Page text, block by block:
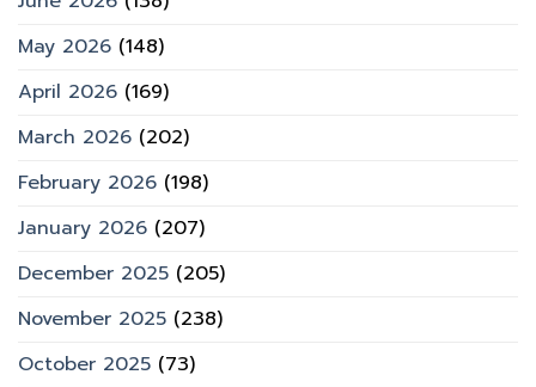
May 2026 (148)
April 2026 (169)
March 2026 (202)
February 2026 (198)
January 2026 (207)
December 2025 (205)
November 2025 (238)
October 2025 (73)